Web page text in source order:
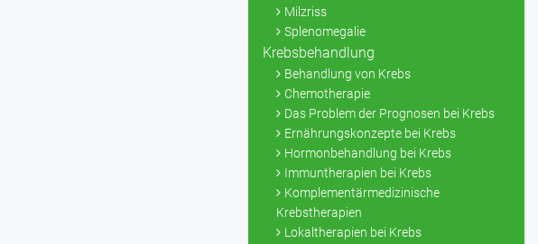
Milzriss
Splenomegalie
Krebsbehandlung
Behandlung von Krebs
Chemotherapie
Das Problem der Prognosen bei Krebs
Ernährungskonzepte bei Krebs
Hormonbehandlung bei Krebs
Immuntherapien bei Krebs
Komplementärmedizinische
Krebstherapien
Lokaltherapien bei Krebs